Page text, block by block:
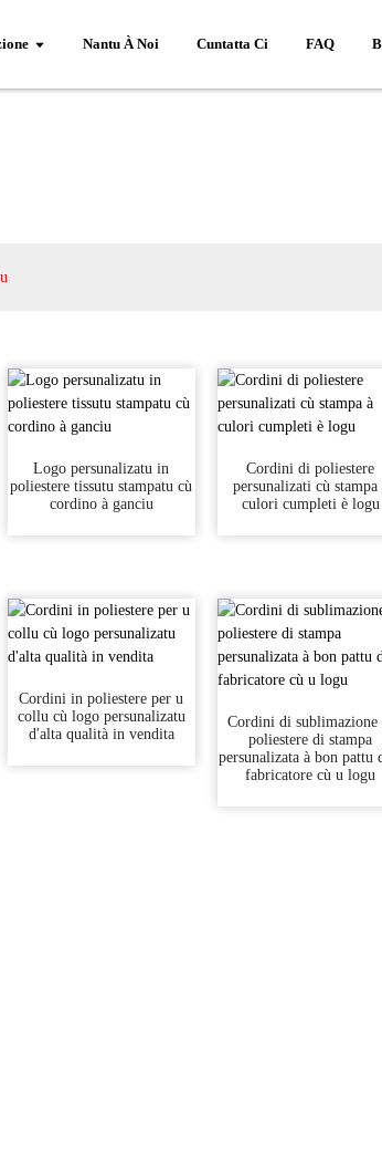
Nantu À Noi Cuntatta Ci FAQ
Logo persunalizatu in
poliestere tissutu stampatu cù
cordino à ganciu
Cordini di poliestere
persunalizati cù stampa
culori cumpleti è logu
Cordini in poliestere per u
collu cù logo persunalizatu
d'alta qualità in vendita
Cordini di sublimazione
poliestere di stampa
persunalizata à bon pattu
fabricatore cù u logu